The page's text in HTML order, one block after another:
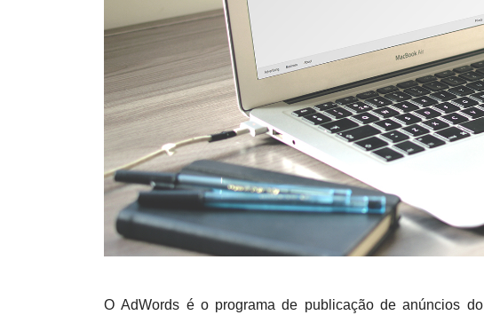
OAdWords é o programa de publicação de anúncios do